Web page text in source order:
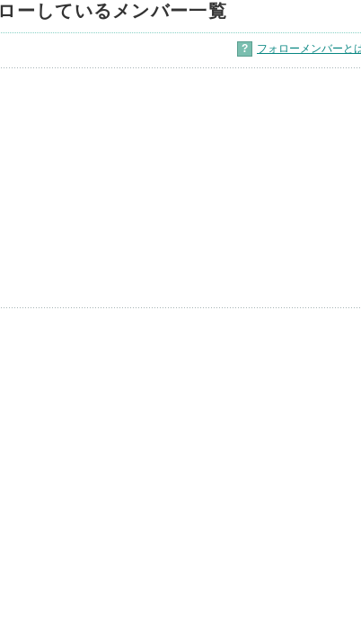
ーしているメンバー一覧
? フォローメンバーと